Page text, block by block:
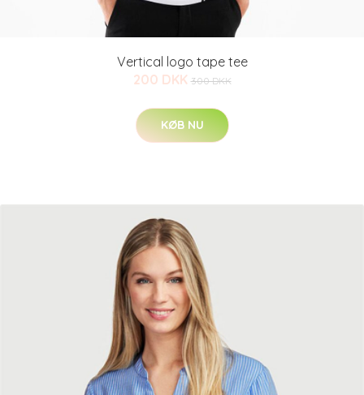
Vertical logo tape tee
200 DKK 300 DKK
KØB NU